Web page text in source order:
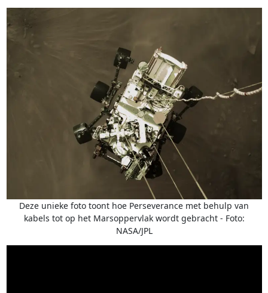
Deze unieke foto toont hoe Perseverance met behulp van
kabels tot op het Marsoppervlak wordt gebracht - Foto:
NASA/JPL